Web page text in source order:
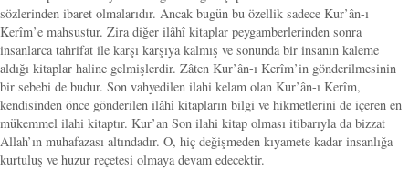
sözlerinden ibaret olmalarıdır. Ancak bugün bu özellik sadece Kur’ân-ı
Kerîm’e mahsustur. Zira diğer ilâhî kitaplar peygamberlerinden sonra
insanlarca tahrifat ile karşı karşıya kalmış ve sonunda bir insanın kaleme
aldığı kitaplar haline gelmişlerdir. Zâten Kur’ân-ı Kerîm’in gönderilmesinin
bir sebebi de budur. Son vahyedilen ilahi kelam olan Kur’ân-ı Kerîm,
kendisinden önce gönderilen ilâhî kitapların bilgi ve hikmetlerini de içeren en
mükemmel ilahi kitaptır. Kur’an Son ilahi kitap olması itibarıyla da bizzat
Allah’ın muhafazası altındadır. O, hiç değişmeden kıyamete kadar insanlığa
kurtuluş ve huzur reçetesi olmaya devam edecektir.